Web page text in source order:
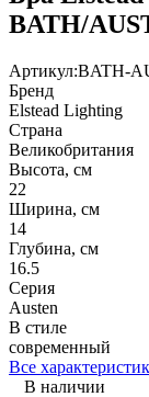
BATH/
Артикул:BATH-
Бренд
Elstead Lighting
Страна
Великобритания
Высота, см
22
Ширина, см
14
Глубина, см
16.5
Серия
Austen
В стиле
современный
Все
В наличии